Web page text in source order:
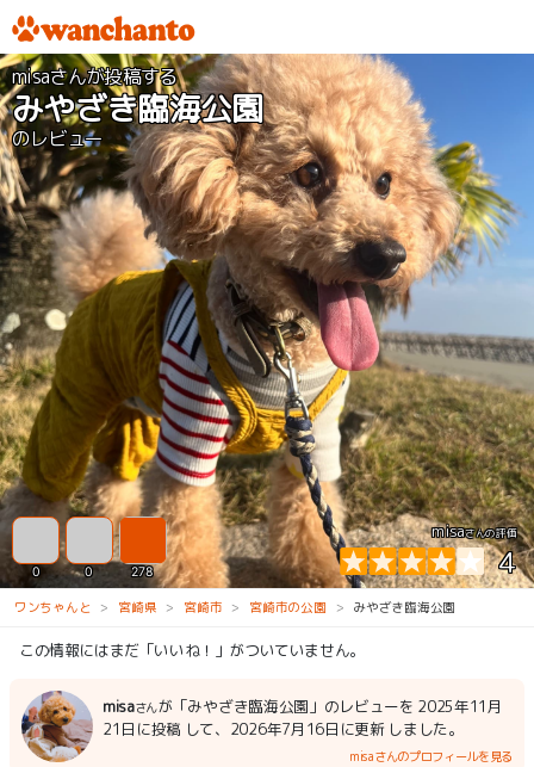
misaさんが投稿する
みやざき臨海公園
のレビュー
misaさんの評価
4
0 0 278
ワンちゃんと 宮崎県 宮崎市 宮崎市の公園 みやざき臨海公園
この情報にはまだ「いいね！」がついていません。
misaさんが「みやざき臨海公園」のレビューを 2025年11月
21日に投稿 して、2026年7月16日に更新 しました。
misaさんのプロフィールを見る